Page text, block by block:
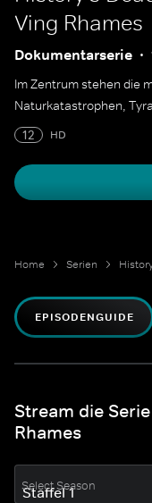
Ving Rhames
Dokumentarserie
Im Zentrum stehen die
Naturkatastrophen,
12
HD
Home Serien
EPISODENGUIDE
Stream die
Rhames
Select Season